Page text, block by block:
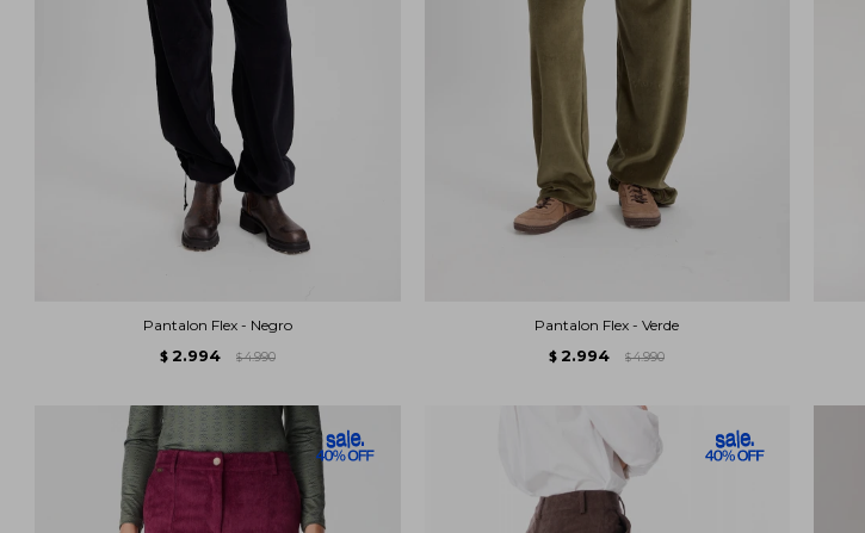
Pantalon Flex - Negro
$ 2.994 $ 4.990
Pantalon Flex - Verde
$ 2.994 $ 4.990